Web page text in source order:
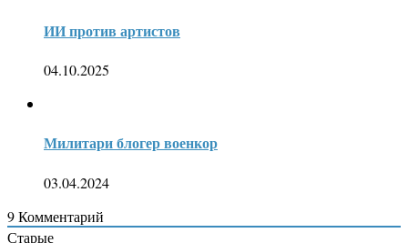
ИИ против артистов
04.10.2025
Милитари блогер военкор
03.04.2024
9Комментарий
Старые